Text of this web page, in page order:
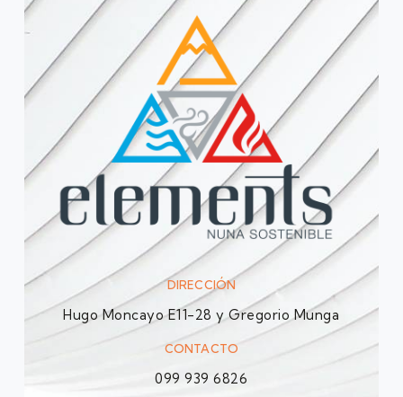
DIRECCIÓN
Hugo Moncayo E11-28 y Gregorio Munga
CONTACTO
099 939 6826